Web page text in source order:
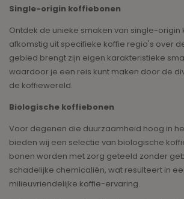
Single-origin koffiebonen
Ontdek de unieke smaken van single-origin
afkomstig uit specifieke koffie regio's over
gebied brengt zijn eigen karakteristieke
waardoor je een reis kunt maken door de
de koffiewereld.
Biologische koffiebonen
Voor degenen die duurzaamheid hoog in
bieden wij een selectie van biologische
bonen worden met zorg geteeld zonder
schadelijke chemicaliën, wat resulteert in
milieuvriendelijke koffie-ervaring.